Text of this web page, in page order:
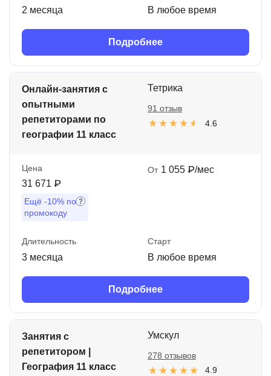
2 месяца В любое время
Подробнее
Онлайн-занятия с
опытными
репетиторами по
географии 11 класс
Тетрика
4.6
91 отзыв
Цена
31 671 ₽
Ещё -10% по
промокоду
От 1 055 ₽/мес
Длительность
3 месяца
Старт
В любое время
Подробнее
Занятия с
репетитором |
География 11 класс
Умскул
4.9
278 отзывов